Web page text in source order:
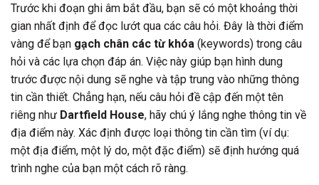
Trước khi đoạn ghi âm bắt đầu, bạn sẽ có một khoảng thời
gian nhất định để đọc lướt qua các câu hỏi. Đây là thời điểm
vàng để bạn gạch chân các từ khóa (keywords) trong câu
hỏi và các lựa chọn đáp án. Việc này giúp bạn hình dung
trước được nội dung sẽ nghe và tập trung vào những thông
tin cần thiết. Chẳng hạn, nếu câu hỏi đề cập đến một tên
riêng như Dartfield House, hãy chú ý lắng nghe thông tin về
địa điểm này. Xác định được loại thông tin cần tìm (ví dụ:
một địa điểm, một lý do, một đặc điểm) sẽ định hướng quá
trình nghe của bạn một cách rõ ràng.